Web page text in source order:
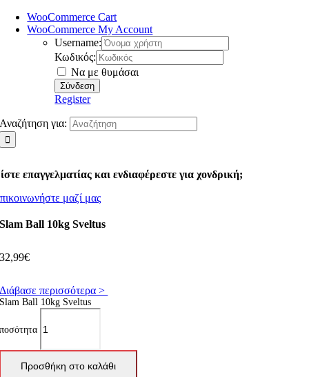
WooCommerce Cart
WooCommerce My Account
Username:
Κωδικός:
Να με θυμάσαι
Register
Αναζήτηση για:
επαγγελματίας και ενδιαφέρεστε για χονδρική;
μαζί μας
Slam Ball 10kg Sveltus
32,99€
Διάβασε περισσότερα >
Slam Ball 10kg Sveltus
ποσότητα
Προσθήκη στο καλάθι